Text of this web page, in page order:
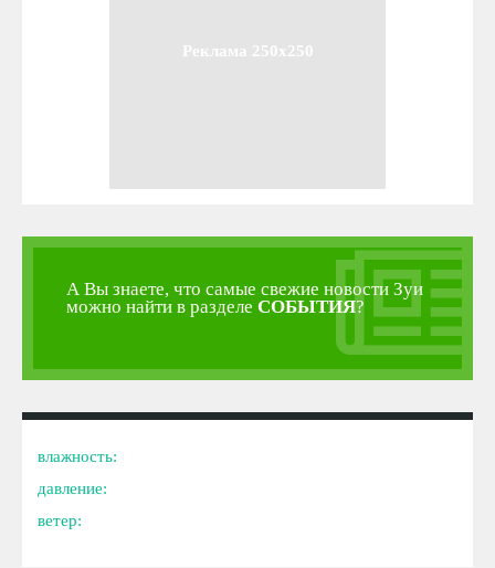
Реклама 250x250
А Вы знаете, что самые свежие новости Зуи
можно найти в разделе СОБЫТИЯ?
влажность:
давление:
ветер: